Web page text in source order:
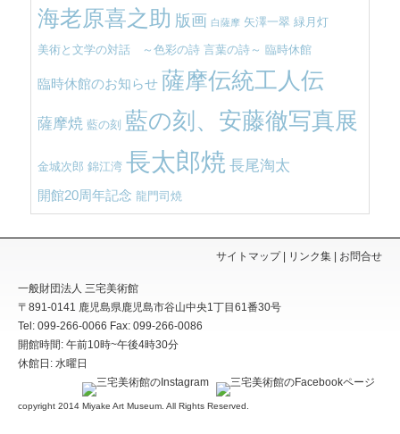
海老原喜之助 版画 白薩摩 矢澤一翠 緑月灯
美術と文学の対話 ～色彩の詩 言葉の詩～ 臨時休館
臨時休館のお知らせ 薩摩伝統工人伝
薩摩焼 藍の刻 藍の刻、安藤徹写真展
金城次郎 錦江湾 長太郎焼 長尾淘太
開館20周年記念 龍門司焼
サイトマップ リンク集 お問合せ
一般財団法人 三宅美術館
〒891-0141 鹿児島県鹿児島市谷山中央1丁目61番30号
Tel: 099-266-0066 Fax: 099-266-0086
開館時間: 午前10時~午後4時30分
休館日: 水曜日
copyright 2014 Miyake Art Museum . All Rights Reserved.